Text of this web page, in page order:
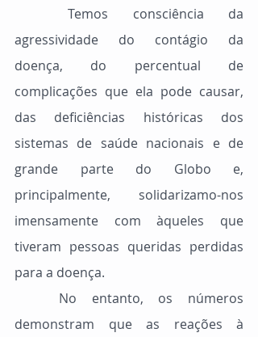
	Temos consciência da
agressividade do contágio da
doença, do percentual de
complicações que ela pode causar,
das deficiências históricas dos
sistemas de saúde nacionais e de
grande parte do Globo e,
principalmente, solidarizamo-nos
imensamente com àqueles que
tiveram pessoas queridas perdidas
para a doença.
demonstram que as reações à